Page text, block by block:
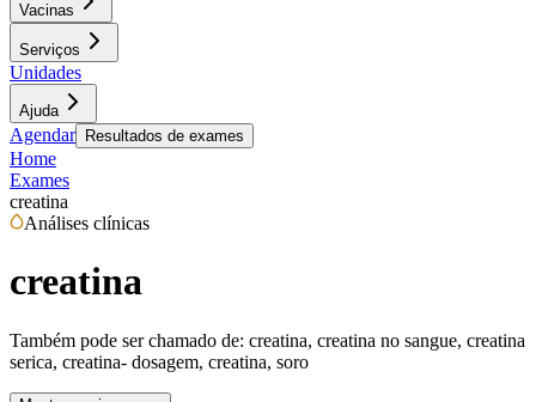
Vacinas
Serviços
Unidades
Ajuda
Agendar Resultados de exames
Home
Exames
creatina
Análises clínicas
creatina
Também pode ser chamado de: creatina, creatina no sangue, creatina
serica, creatina- dosagem, creatina, soro